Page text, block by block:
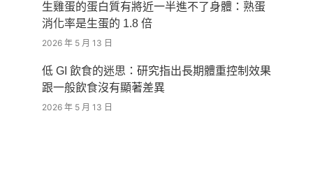
生雞蛋的蛋白質有將近一半進不了身體：熟蛋
消化率是生蛋的 1.8 倍
2026 年 5 月 13 日
低 GI 飲食的迷思：研究指出長期體重控制效果
跟一般飲食沒有顯著差異
2026 年 5 月 13 日